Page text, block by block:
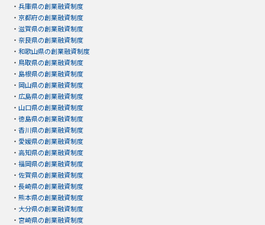
・ 兵庫県の創業融資制度
・ 京都府の創業融資制度
・ 滋賀県の創業融資制度
・ 奈良県の創業融資制度
・ 和歌山県の創業融資制度
・ 鳥取県の創業融資制度
・ 島根県の創業融資制度
・ 岡山県の創業融資制度
・ 広島県の創業融資制度
・ 山口県の創業融資制度
・ 徳島県の創業融資制度
・ 香川県の創業融資制度
・ 愛媛県の創業融資制度
・ 高知県の創業融資制度
・ 福岡県の創業融資制度
・ 佐賀県の創業融資制度
・ 長崎県の創業融資制度
・ 熊本県の創業融資制度
・ 大分県の創業融資制度
・ 宮崎県の創業融資制度